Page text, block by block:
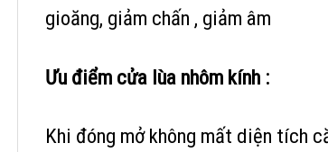
gioăng, giảm chấn , giảm âm
Ưu điểm cửa lùa nhôm kính :
Khi đóng mở không mất diện tích